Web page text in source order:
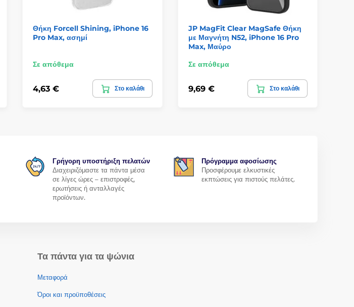
Θήκη Forcell Shining, iPhone 16
Pro Max, ασημί
Σε απόθεμα
4,63 € Στο καλάθι
JP MagFit Clear MagSafe Θήκη
με Μαγνήτη N52, iPhone 16 Pro
Max, Μαύρο
Σε απόθεμα
9,69 € Στο καλάθι
Γρήγορη υποστήριξη πελατών
Διαχειριζόμαστε τα πάντα μέσα
σε λίγες ώρες – επιστροφές,
ερωτήσεις ή ανταλλαγές
προϊόντων.
Πρόγραμμα αφοσίωσης
Προσφέρουμε ελκυστικές
εκπτώσεις για πιστούς πελάτες.
Τα πάντα για τα ψώνια
Μεταφορά
Όροι και προϋποθέσεις